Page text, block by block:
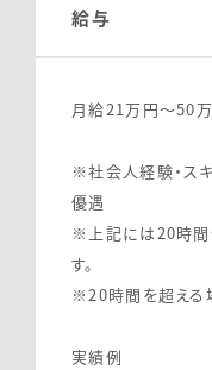
給与
月給21万円～50
※社会人経験・ス
優遇
※上記には20時間
す。
※20時間を超える
実績例